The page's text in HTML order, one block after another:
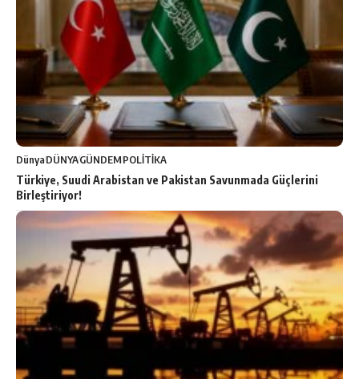
DünyaDÜNYAGÜNDEMPOLİTİKA
Türkiye, Suudi Arabistan ve Pakistan Savunmada Güçlerini
Birleştiriyor!